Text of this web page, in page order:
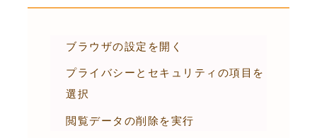
ブラウザの設定を開く
プライバシーとセキュリティの項目を
選択
閲覧データの削除を実行